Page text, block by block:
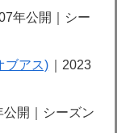
年公開｜シー
ブアス) ｜2023
公開｜シーズン